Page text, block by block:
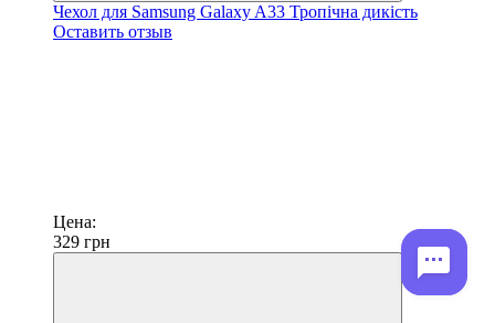
Чехол для Samsung Galaxy A33 Тропічна дикість
Оставить отзыв
Цена:
329 грн